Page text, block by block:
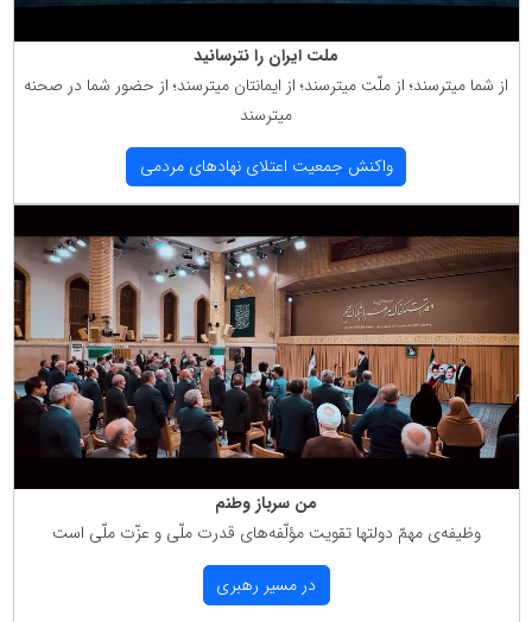
ملت ایران را نترسانید
از شما میترسند؛ از ملّت میترسند؛ از ایمانتان میترسند؛ از حضور شما در صحنه
میترسند
واكنش جمعیت اعتلای نهادهای مردمی
من سرباز وطنم
وظیفه‌ی مهمّ دولتها تقویت مؤلّفه‌های قدرت ملّی و عزّت ملّی است
در مسیر رهبری